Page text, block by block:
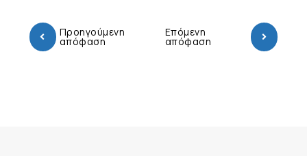
Προηγούμενη
απόφαση
Επόμενη
απόφαση